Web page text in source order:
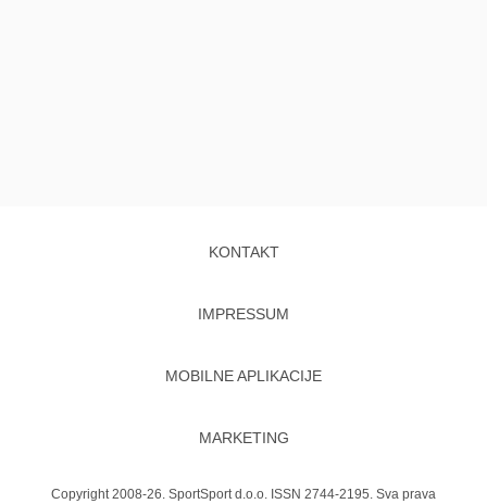
KONTAKT
IMPRESSUM
MOBILNE APLIKACIJE
MARKETING
Copyright 2008-26. SportSport d.o.o. ISSN 2744-2195. Sva prava